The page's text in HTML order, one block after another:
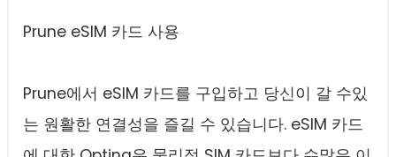
Prune eSIM 카드 사용
Prune에서 eSIM 카드를 구입하고 당신이 갈 수있
는 원활한 연결성을 즐길 수 있습니다. eSIM 카드